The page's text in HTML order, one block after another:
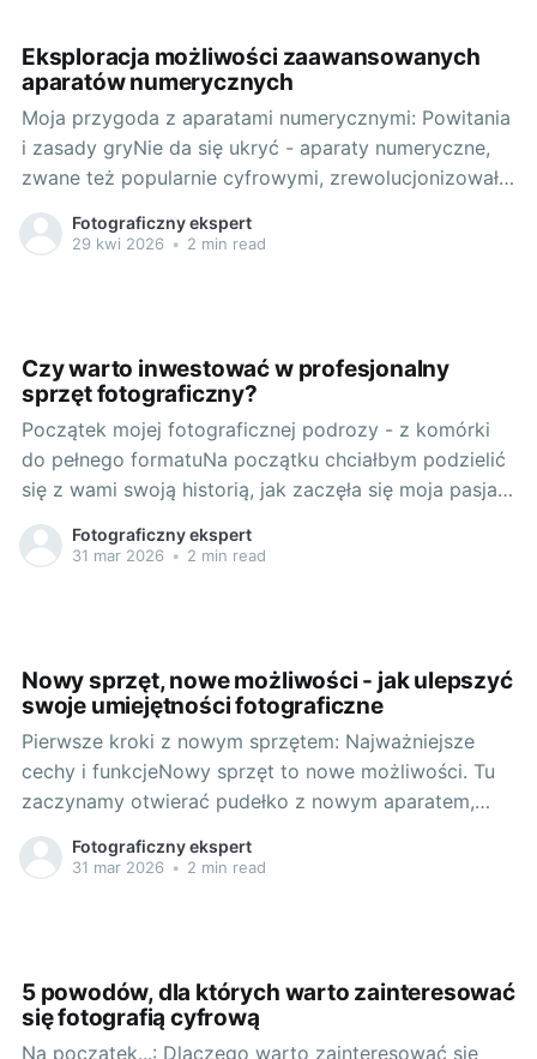
Eksploracja możliwości zaawansowanych
aparatów numerycznych
Moja przygoda z aparatami numerycznymi: Powitania
i zasady gryNie da się ukryć - aparaty numeryczne,
zwane też popularnie cyfrowymi, zrewolucjonizowały
fotografowanie. To właśnie dzięki nim od wielu lat
mogę codziennie oddawać się swoim fotograficznym
Fotograficzny ekspert
29 kwi 2026 • 2 min read
Czy warto inwestować w profesjonalny
sprzęt fotograficzny?
Początek mojej fotograficznej podrozy - z komórki
do pełnego formatuNa początku chciałbym podzielić
się z wami swoją historią, jak zaczęła się moja pasja
do fotografii. Zaczynałem swoją przygodę z
aparatem w telefonie komórkowym, który
Fotograficzny ekspert
31 mar 2026 • 2 min read
Nowy sprzęt, nowe możliwości - jak ulepszyć
swoje umiejętności fotograficzne
Pierwsze kroki z nowym sprzętem: Najważniejsze
cechy i funkcjeNowy sprzęt to nowe możliwości. Tu
zaczynamy otwierać pudełko z nowym aparatem,
zapach nowości pobudza nasze zmysły. Rozpaczałem
wiele aparatów w swoim życiu, ale czasem jest coś,
Fotograficzny ekspert
31 mar 2026 • 2 min read
5 powodów, dla których warto zainteresować
się fotografią cyfrową
Na początek...: Dlaczego warto zainteresować się